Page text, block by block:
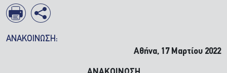
ΑΝΑΚΟΙΝΩΣΗ:
Αθήνα, 17 Μαρτίου 2022